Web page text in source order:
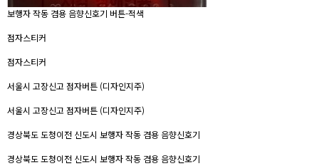
보행자 작동 겸용 음향신호기 버튼-적색
점자스티커
점자스티커
서울시 고장신고 점자버튼 (디자인지주)
서울시 고장신고 점자버튼 (디자인지주)
경상북도 도청이전 신도시 보행자 작동 겸용 음향신호기
경상북도 도청이전 신도시 보행자 작동 겸용 음향신호기